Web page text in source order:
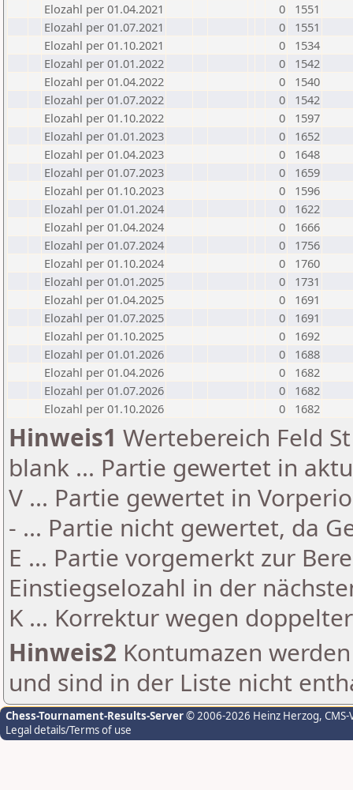
Elozahl per 01.04.2021
0
1551
Elozahl per 01.07.2021
0
1551
Elozahl per 01.10.2021
0
1534
Elozahl per 01.01.2022
0
1542
Elozahl per 01.04.2022
0
1540
Elozahl per 01.07.2022
0
1542
Elozahl per 01.10.2022
0
1597
Elozahl per 01.01.2023
0
1652
Elozahl per 01.04.2023
0
1648
Elozahl per 01.07.2023
0
1659
Elozahl per 01.10.2023
0
1596
Elozahl per 01.01.2024
0
1622
Elozahl per 01.04.2024
0
1666
Elozahl per 01.07.2024
0
1756
Elozahl per 01.10.2024
0
1760
Elozahl per 01.01.2025
0
1731
Elozahl per 01.04.2025
0
1691
Elozahl per 01.07.2025
0
1691
Elozahl per 01.10.2025
0
1692
Elozahl per 01.01.2026
0
1688
Elozahl per 01.04.2026
0
1682
Elozahl per 01.07.2026
0
1682
Elozahl per 01.10.2026
0 1682
Hinweis1 Wertebereich Feld
blank ... Partie gewertet in
V ... Partie gewertet in
- ... Partie nicht gewertet, da
E ... Partie vorgemerkt zur
Einstiegselozahl in der
K ... Korrektur wegen
Hinweis2 Kontumazen
und sind in der Liste nicht
Chess-Tournament-Results-Server© 2006-2026 Heinz Herzog,
Legal details/Terms of use